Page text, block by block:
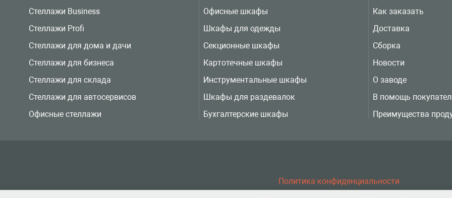
Стеллажи Business
Стеллажи Profi
Стеллажи для дома и дачи
Стеллажи для бизнеса
Стеллажи для склада
Стеллажи для автосервисов
Офисные стеллажи
Офисные шкафы
Шкафы для одежды
Секционные шкафы
Картотечные шкафы
Инструментальные шкафы
Шкафы для раздевалок
Бухгалтерские шкафы
Как заказать
Доставка
Сборка
Новости
О заводе
В помощь
Преимущества
Политика конфиденциальности